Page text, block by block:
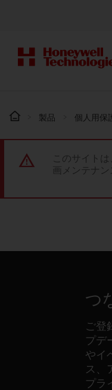
製品 個人用保
このサイト
画メンテナ
つ
ご登
プデ
やイ
ス、
プラ